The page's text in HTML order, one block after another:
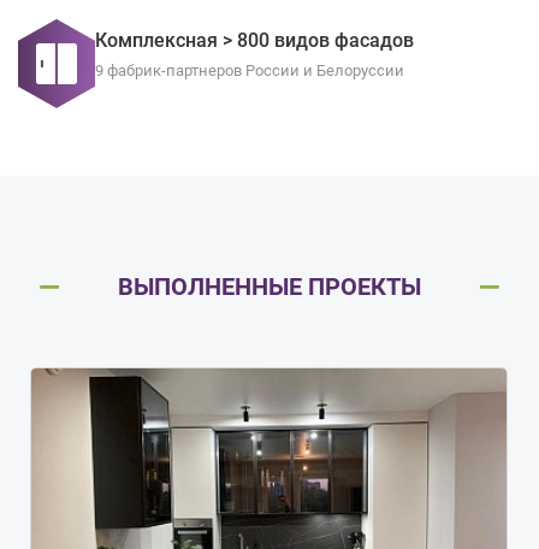
Комплексная > 800 видов фасадов
9 фабрик-партнеров России и Белоруссии
ВЫПОЛНЕННЫЕ ПРОЕКТЫ